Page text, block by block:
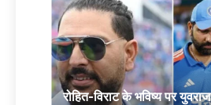
रोहित-विराट के भविष्य पर